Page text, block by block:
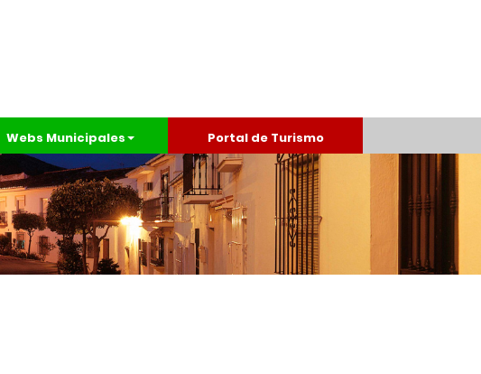
Webs Municipales Portal de Turismo